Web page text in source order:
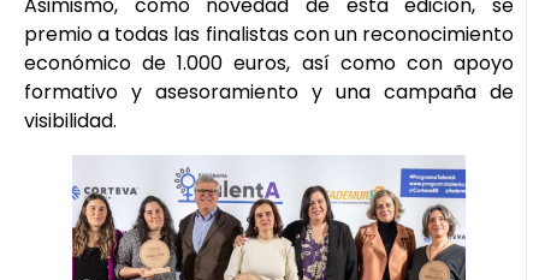
premio a todas las finalistas con un reconocimiento
económico de 1.000 euros, así como con apoyo
formativo y asesoramiento y una campaña de
visibilidad.